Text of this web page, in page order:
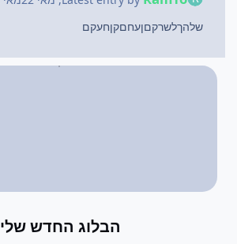
שלהךלשרקםןעחםקןחעקם
הבלוג החדש שלי